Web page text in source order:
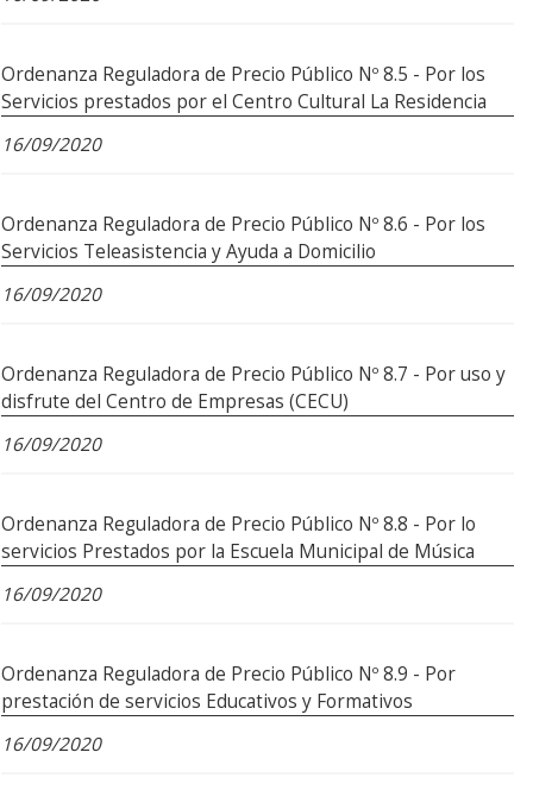
Ordenanza Reguladora de Precio Público Nº 8.5 - Por los
Servicios prestados por el Centro Cultural La Residencia
16/09/2020
Ordenanza Reguladora de Precio Público Nº 8.6 - Por los
Servicios Teleasistencia y Ayuda a Domicilio
16/09/2020
Ordenanza Reguladora de Precio Público Nº 8.7 - Por uso y
disfrute del Centro de Empresas (CECU)
16/09/2020
Ordenanza Reguladora de Precio Público Nº 8.8 - Por lo
servicios Prestados por la Escuela Municipal de Música
16/09/2020
Ordenanza Reguladora de Precio Público Nº 8.9 - Por
prestación de servicios Educativos y Formativos
16/09/2020